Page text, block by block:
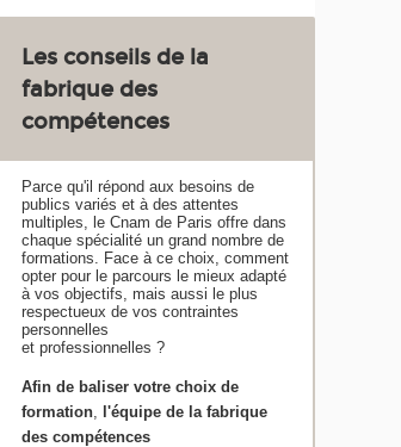
Les conseils de la
fabrique des
compétences
Parce qu'il répond aux besoins de
publics variés et à des attentes
multiples, le Cnam de Paris offre dans
chaque spécialité un grand nombre de
formations. Face à ce choix, comment
opter pour le parcours le mieux adapté
à vos objectifs, mais aussi le plus
respectueux de vos contraintes
personnelles
et professionnelles ?
Afin de baliser votre choix de
formation
l'équipe de la fabrique
des compétences